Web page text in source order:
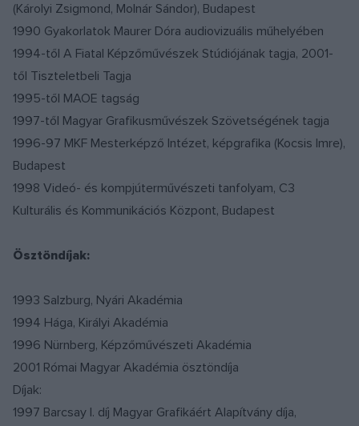
(Károlyi Zsigmond, Molnár Sándor), Budapest
1990 Gyakorlatok Maurer Dóra audiovizuális műhelyében
1994-től A Fiatal Képzőművészek Stúdiójának tagja, 2001-
től Tiszteletbeli Tagja
1995-től MAOE tagság
1997-től Magyar Grafikusművészek Szövetségének tagja
1996-97 MKF Mesterképző Intézet, képgrafika (Kocsis Imre),
Budapest
1998 Videó- és kompjúterművészeti tanfolyam, C3
Kulturális és Kommunikációs Központ, Budapest
Ösztöndíjak:
1993 Salzburg, Nyári Akadémia
1994 Hága, Királyi Akadémia
1996 Nürnberg, Képzőművészeti Akadémia
2001 Római Magyar Akadémia ösztöndíja
Díjak:
1997 Barcsay I. díj Magyar Grafikáért Alapítvány díja,